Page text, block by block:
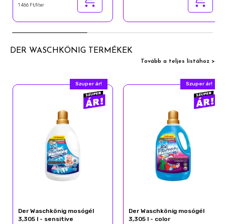
1 466 Ft/liter
DER WASCHKÖNIG TERMÉKEK
Tovább a teljes listához >
Szuper ár!
Der Waschkönig mosógél
3,305 l - sensitive
Szuper ár!
Der Waschkönig mosógél
3,305 l - color